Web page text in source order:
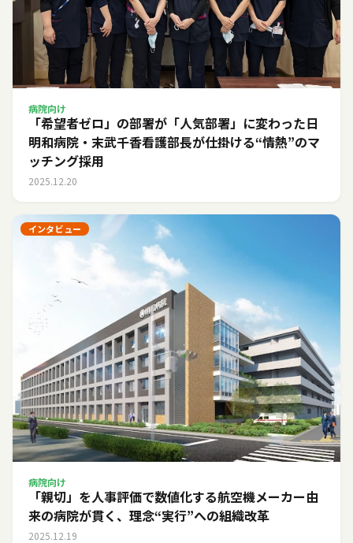
病院向け
「希望者ゼロ」の部署が「人気部署」に変わった日――
明和病院・末武千香看護部長が仕掛ける“情熱”のマ
ッチング採用
2025.12.20
インタビュー
病院向け
「親切」を人事評価で数値化する――航空機メーカー由
来の病院が貫く、理念“実行”への組織改革
2025.12.19